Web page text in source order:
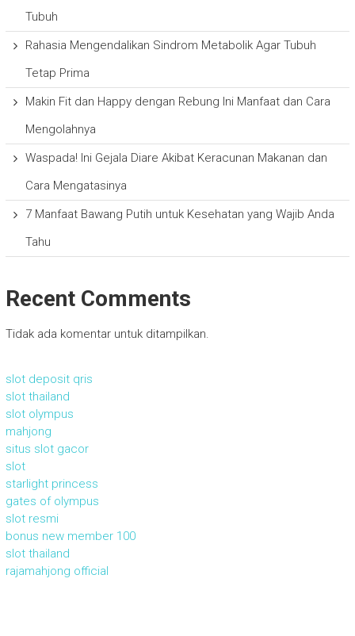
Tubuh
Rahasia Mengendalikan Sindrom Metabolik Agar Tubuh
Tetap Prima
Makin Fit dan Happy dengan Rebung Ini Manfaat dan Cara
Mengolahnya
Waspada! Ini Gejala Diare Akibat Keracunan Makanan dan
Cara Mengatasinya
7 Manfaat Bawang Putih untuk Kesehatan yang Wajib Anda
Tahu
Recent Comments
Tidak ada komentar untuk ditampilkan.
slot deposit qris
slot thailand
slot olympus
mahjong
situs slot gacor
slot
starlight princess
gates of olympus
slot resmi
bonus new member 100
slot thailand
rajamahjong official